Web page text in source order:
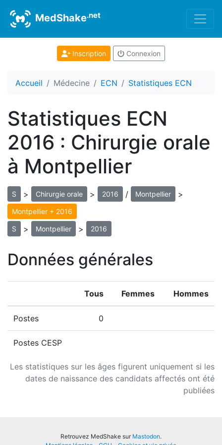
MedShake.net
Inscription Connexion
Accueil Médecine ECN Statistiques ECN
Statistiques ECN
2016 : Chirurgie orale
à Montpellier
S > Chirurgie orale > 2016 / Montpellier >
Montpellier + 2016
S > Montpellier > 2016
Données générales
Les statistiques sur les âges figurent uniquement si les
dates de naissance des candidats affectés ont été
publiées
Tous Femmes Hommes
Postes 0
Postes CESP
Retrouvez MedShake sur Mastodon.